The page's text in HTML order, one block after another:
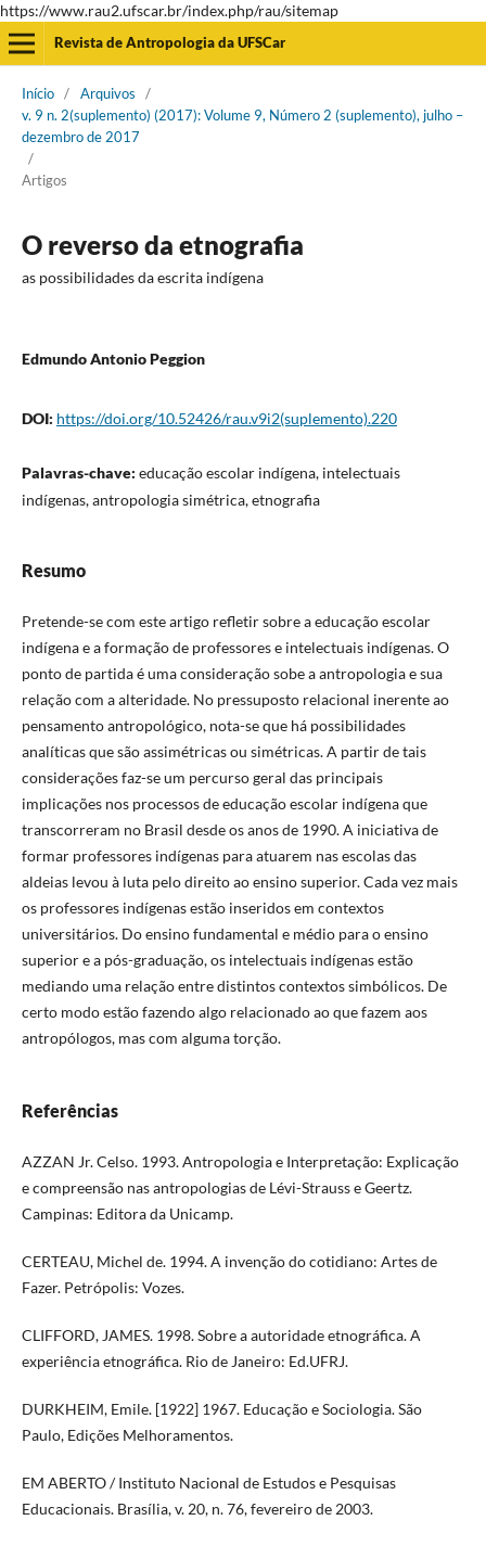
https://www.rau2.ufscar.br/index.php/rau/sitemap
Revista de Antropologia da UFSCar
Início / Arquivos
/
v. 9 n. 2(suplemento) (2017): Volume 9, Número 2 (suplemento), julho –
dezembro de 2017
/
Artigos
O reverso da etnografia
as possibilidades da escrita indígena
Edmundo Antonio Peggion
DOI: https://doi.org/10.52426/rau.v9i2(suplemento).220
Palavras-chave: educação escolar indígena, intelectuais
indígenas, antropologia simétrica, etnografia
Resumo
Pretende-se com este artigo refletir sobre a educação escolar
indígena e a formação de professores e intelectuais indígenas. O
ponto de partida é uma consideração sobe a antropologia e sua
relação com a alteridade. No pressuposto relacional inerente ao
pensamento antropológico, nota-se que há possibilidades
analíticas que são assimétricas ou simétricas. A partir de tais
considerações faz-se um percurso geral das principais
implicações nos processos de educação escolar indígena que
transcorreram no Brasil desde os anos de 1990. A iniciativa de
formar professores indígenas para atuarem nas escolas das
aldeias levou à luta pelo direito ao ensino superior. Cada vez mais
os professores indígenas estão inseridos em contextos
universitários. Do ensino fundamental e médio para o ensino
superior e a pós-graduação, os intelectuais indígenas estão
mediando uma relação entre distintos contextos simbólicos. De
certo modo estão fazendo algo relacionado ao que fazem aos
antropólogos, mas com alguma torção.
Referências
AZZAN Jr. Celso. 1993. Antropologia e Interpretação: Explicação
e compreensão nas antropologias de Lévi-Strauss e Geertz.
Campinas: Editora da Unicamp.
CERTEAU, Michel de. 1994. A invenção do cotidiano: Artes de
Fazer. Petrópolis: Vozes.
CLIFFORD, JAMES. 1998. Sobre a autoridade etnográfica. A
experiência etnográfica. Rio de Janeiro: Ed.UFRJ.
DURKHEIM, Emile. [1922] 1967. Educação e Sociologia. São
Paulo, Edições Melhoramentos.
EM ABERTO / Instituto Nacional de Estudos e Pesquisas
Educacionais. Brasília, v. 20, n. 76, fevereiro de 2003.